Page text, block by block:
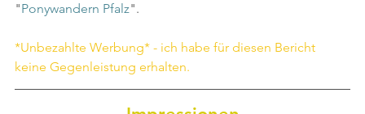
"Ponywandern Pfalz".
*Unbezahlte Werbung* - ich habe für diesen Bericht
keine Gegenleistung erhalten.